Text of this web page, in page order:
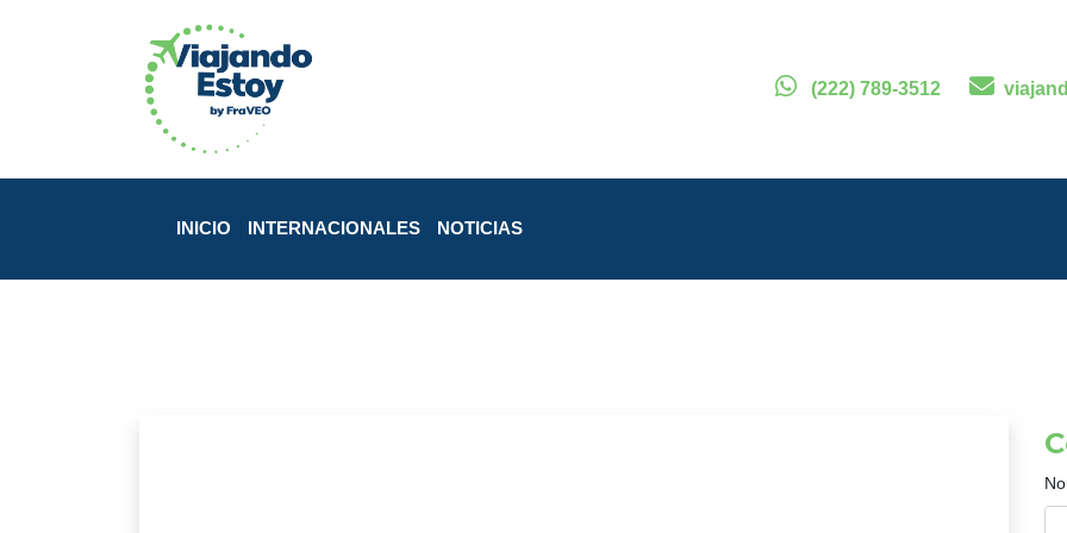
(222) 789-3512
INICIO INTERNACIONALES NOTICIAS